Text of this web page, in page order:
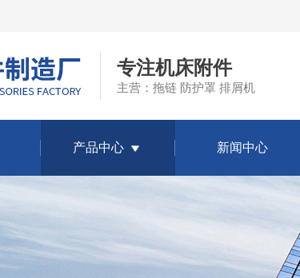
专注机床附件
主营：拖链 防护罩 排屑机
产品中心 新闻中心